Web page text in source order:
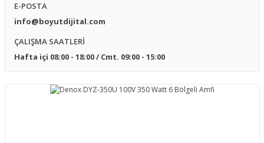
E-POSTA
info@boyutdijital.com
ÇALIŞMA SAATLERİ
Hafta içi 08:00 - 18:00 / Cmt. 09:00 - 15:00